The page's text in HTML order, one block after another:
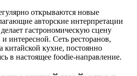
открываются новые
авторские интерпретации
гастрономическую сцену
интересной. Сеть ресторанов,
кухне, постоянно
в настоящее foodie-направление.